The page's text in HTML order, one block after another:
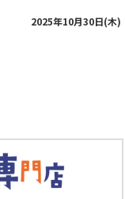
2025年10月30日(木)